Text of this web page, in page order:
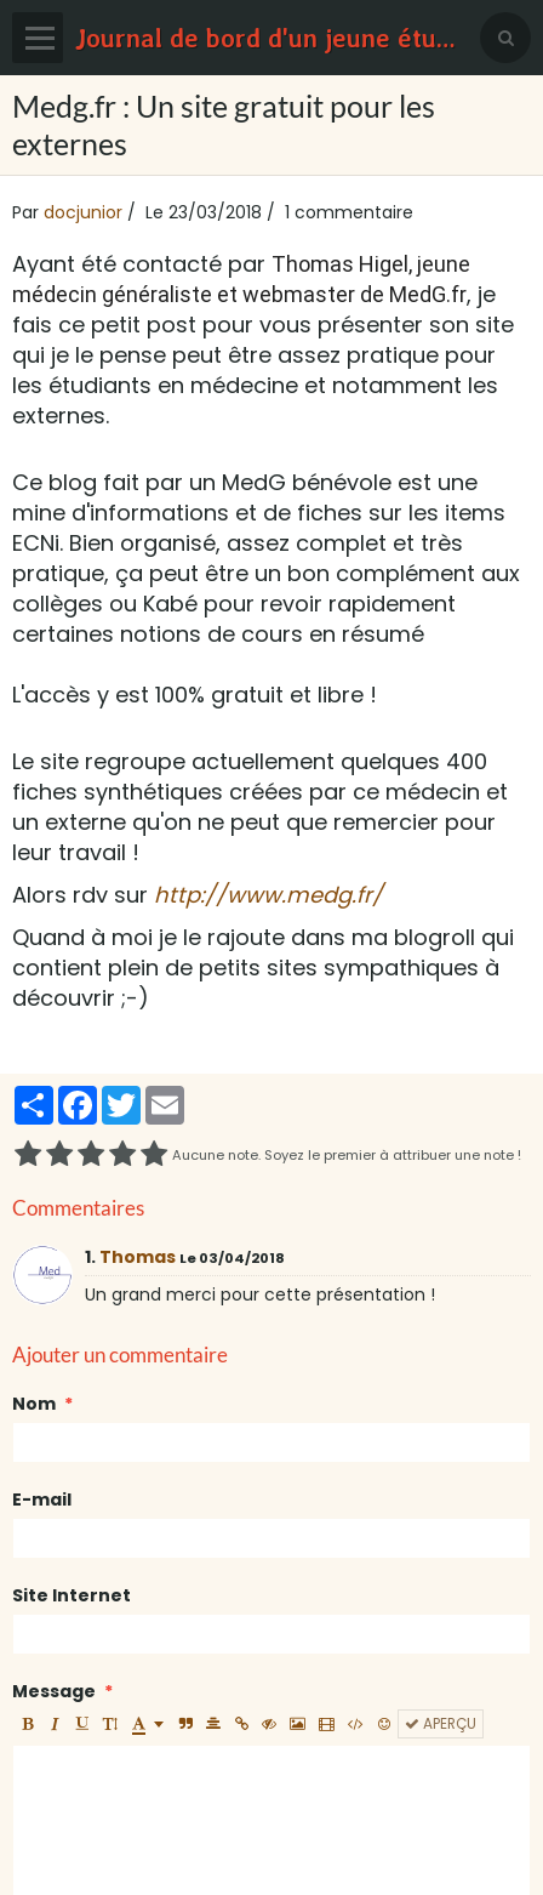
Journal de bord d'un jeune étudiant en médecine
Page d'accueil
Blog
Contact
Sondages
Medg.fr : Un site gratuit pour les
externes
Par docjunior Le 23/03/2018 1 commentaire
Ayant été contacté par Thomas Higel, jeune
médecin généraliste et webmaster de MedG.fr, je
fais ce petit post pour vous présenter son site
qui je le pense peut être assez pratique pour
les étudiants en médecine et notamment les
externes.
Ce blog fait par un MedG bénévole est une
mine d'informations et de fiches sur les items
ECNi. Bien organisé, assez complet et très
pratique, ça peut être un bon complément aux
collèges ou Kabé pour revoir rapidement
certaines notions de cours en résumé
L'accès y est 100% gratuit et libre !
Le site regroupe actuellement quelques 400
fiches synthétiques créées par ce médecin et
un externe qu'on ne peut que remercier pour
leur travail !
Alors rdv sur http://www.medg.fr/
Quand à moi je le rajoute dans ma blogroll qui
contient plein de petits sites sympathiques à
découvrir ;-)
PartagerFacebook
Twitter
Aucune note. Soyez le premier à attribuer une note !
Commentaires
1. Thomas Le 03/04/2018
Un grand merci pour cette présentation !
Ajouter un commentaire
Nom
E-mail
Site Internet
Message
APERÇU